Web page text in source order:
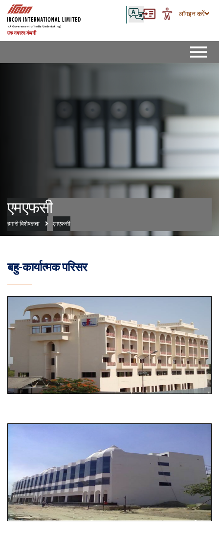
एक नवरत्न कंपनी
लॉगइन करें
एमएफसी
हमारी विशेषज्ञता एमएफसी
बहु-कार्यात्मक परिसर